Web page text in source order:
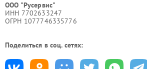
ООО "Русервис"
ИНН 7702633247
ОГРН 1077746335776
Поделиться в соц. сетях: